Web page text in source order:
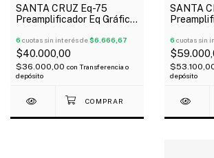
SANTA CRUZ Eq-75
Preamplificador Eq Gráfico
6 cuotas sin interés de$6.666,67
$40.000,00
$36.000,00 con Transferencia o
depósito
SANTA
Plug
6 cuotas sin
depósito